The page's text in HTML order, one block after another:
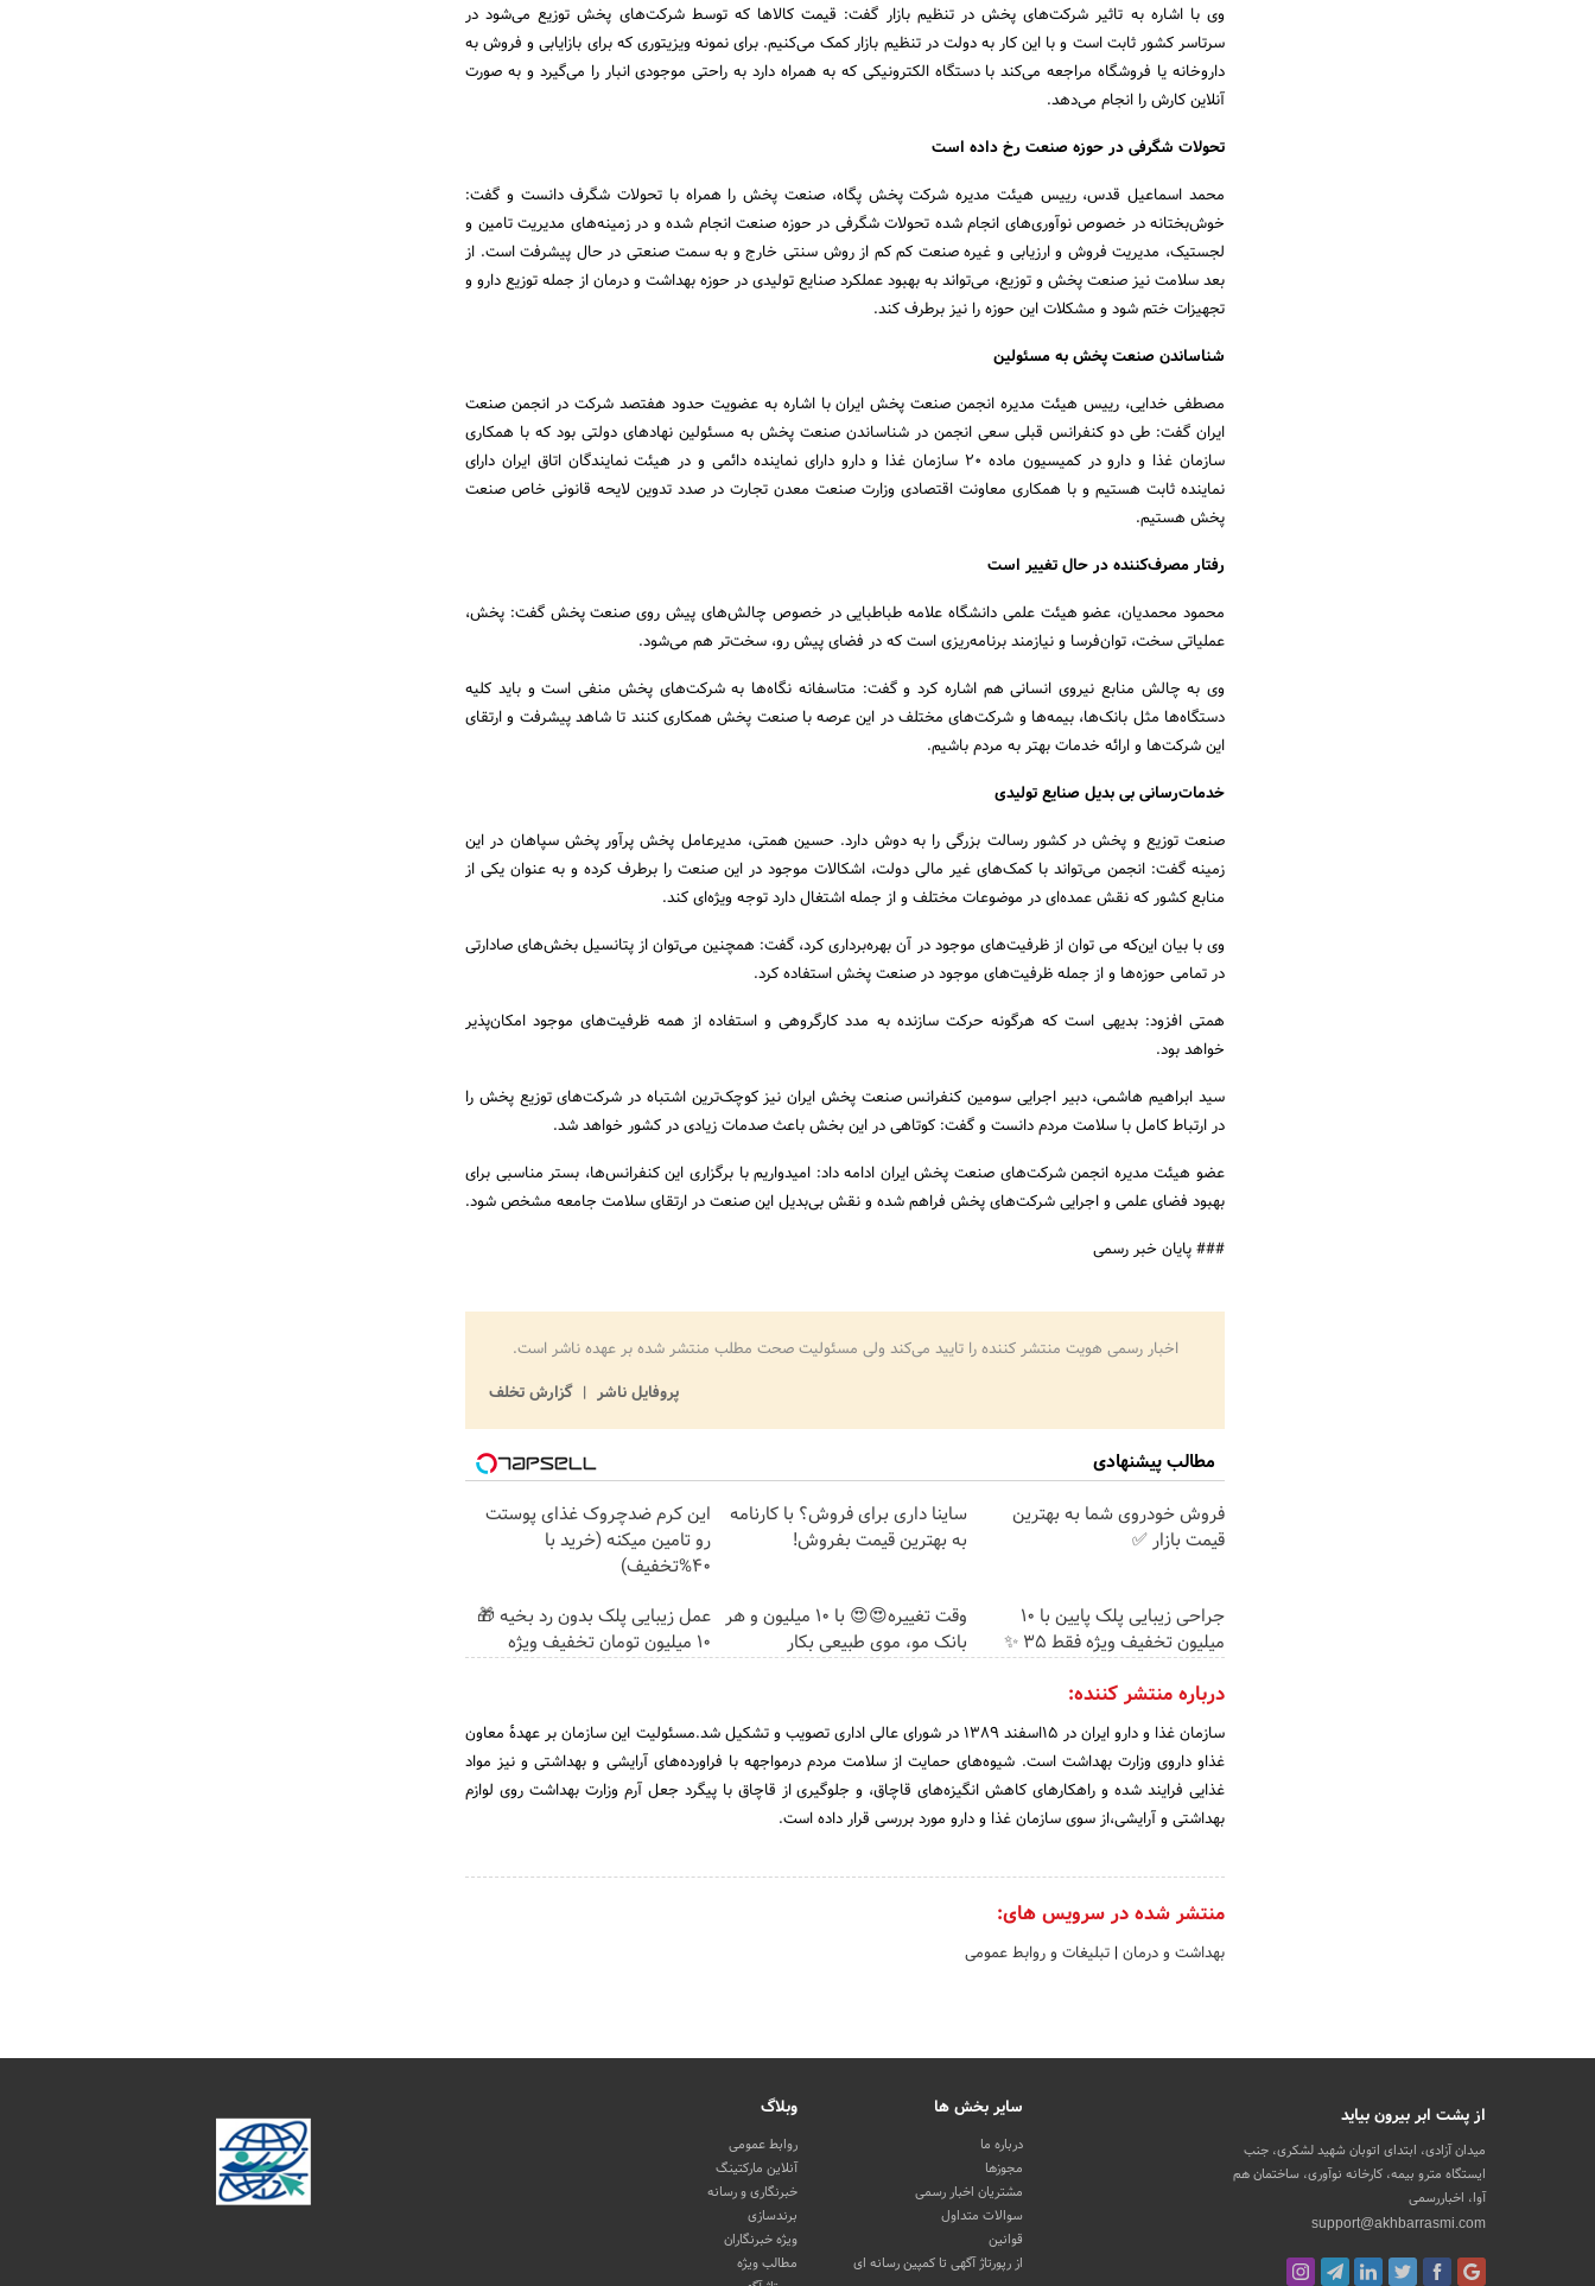
وی با اشاره به تاثیر شرکت‌های پخش در تنظیم بازار گفت: قیمت کالاها که توسط شرکت‌‌‌های پخش توزیع می‌شود در
سرتاسر کشور ثابت است و با این کار به دولت در تنظیم بازار کمک می‌کنیم. برای نمونه ویزیتوری که برای بازایابی و فروش به
داروخانه یا فروشگاه مراجعه می‌کند با دستگاه الکترونیکی که به همراه دارد به راحتی موجودی انبار را می‌گیرد و به صورت
آنلاین کارش را انجام می‌دهد.
تحولات شگرفی در حوزه صنعت رخ داده است
محمد اسماعیل قدس، رییس هیئت مدیره شرکت پخش پگاه، صنعت پخش را همراه با تحولات شگرف دانست و گفت:
خوش‌بختانه در خصوص نوآوری‌های انجام شده تحولات شگرفی در حوزه صنعت انجام شده و در زمینه‌های مدیریت تامین و
لجستیک، مدیریت فروش و ارزیابی و غیره صنعت کم کم از روش سنتی خارج و به سمت صنعتی در حال پیشرفت است. از
بعد سلامت نیز صنعت پخش و توزیع، می‌تواند به بهبود عملکرد صنایع تولیدی در حوزه بهداشت و درمان از جمله توزیع دارو و
تجهیزات ختم شود و مشکلات این حوزه را نیز برطرف کند.
شناساندن صنعت پخش به مسئولین
مصطفی خدایی، رییس هیئت مدیره انجمن صنعت پخش ایران با اشاره به عضویت حدود هفتصد شرکت در انجمن صنعت
ایران گفت: طی دو کنفرانس قبلی سعی انجمن در شناساندن صنعت پخش به مسئولین نهادهای دولتی بود که با همکاری
سازمان غذا و دارو در کمیسیون ماده 20 سازمان غذا و دارو دارای نماینده دائمی و در هیئت نمایندگان اتاق ایران دارای
نماینده ثابت هستیم و با همکاری معاونت اقتصادی وزارت صنعت معدن تجارت در صدد تدوین لایحه قانونی خاص صنعت
پخش هستیم.
رفتار مصرف‌کننده در حال تغییر است
محمود محمدیان، عضو هیئت علمی دانشگاه علامه طباطبایی در خصوص چالش‌های پیش روی صنعت پخش گفت: پخش،
عملیاتی سخت، توان‌فرسا و نیازمند برنامه‌ریزی است که در فضای پیش رو، سخت‌تر هم می‌شود.
وی به چالش منابع نیروی انسانی هم اشاره کرد و گفت: متاسفانه نگاه‌ها به شرکت‌های پخش منفی است و باید کلیه
دستگاه‌ها مثل بانک‌ها، بیمه‌ها و شرکت‌های مختلف در این عرصه با صنعت پخش همکاری کنند تا شاهد پیشرفت و ارتقای
این شرکت‌ها و ارائه خدمات بهتر به مردم باشیم.
خدمات‌رسانی بی بدیل صنایع تولیدی
صنعت توزیع و پخش در کشور رسالت بزرگی را به دوش دارد. حسین همتی، مدیرعامل پخش پرآور پخش سپاهان در این
زمینه گفت: انجمن می‌تواند با کمک‌های غیر مالی دولت، اشکالات موجود در این صنعت را برطرف کرده و به عنوان یکی از
منابع کشور که نقش عمده‌ای در موضوعات مختلف و از جمله اشتغال دارد توجه ویژه‌ای کند.
وی با بیان این‌که می توان از ظرفیت‌های موجود در آن بهره‌برداری کرد، گفت: همچنین می‌توان از پتانسیل بخش‌های صادارتی
در تمامی حوزه‌ها و از جمله ظرفیت‌های موجود در صنعت پخش استفاده کرد.
همتی افزود: بدیهی است که هرگونه حرکت سازنده به مدد کارگروهی و استفاده از همه ظرفیت‌های موجود امکان‌پذیر
خواهد بود.
سید ابراهیم هاشمی، دبیر اجرایی سومین کنفرانس صنعت پخش ایران نیز کوچک‌ترین اشتباه در شرکت‌های توزیع پخش را
در ارتباط کامل با سلامت مردم دانست و گفت: کوتاهی در این بخش باعث صدمات زیادی در کشور خواهد شد.
عضو هیئت مدیره انجمن شرکت‌های صنعت پخش ایران ادامه داد: امیدواریم با برگزاری این کنفرانس‌ها، بستر مناسبی برای
بهبود فضای علمی و اجرایی شرکت‌های پخش فراهم شده و نقش بی‌بدیل این صنعت در ارتقای سلامت جامعه مشخص شود.
### پایان خبر رسمی
اخبار رسمی هویت منتشر کننده را تایید می‌کند ولی مسئولیت صحت مطلب منتشر شده بر عهده ناشر است.
پروفایل ناشر
گزارش تخلف
مطالب پیشنهادی
فروش خودروی شما به بهترین
قیمت بازار ✅
ساینا داری برای فروش؟ با کارنامه
به بهترین قیمت بفروش!
این کرم ضدچروک غذای پوستت
رو تامین میکنه (خرید با
40%تخفیف)
جراحی زیبایی پلک پایین با 10
میلیون تخفیف ویژه فقط 35 ✨
وقت تغییره😍😍 با 10 میلیون و هر
بانک مو، موی طبیعی بکار
عمل زیبایی پلک بدون رد بخیه 🎁
۱۰ میلیون تومان تخفیف ویژه
درباره منتشر کننده:
سازمان غذا و دارو ایران در 15اسفند 1389 در شورای عالی اداری تصویب و تشکیل شد.مسئولیت این سازمان بر عهدهٔ معاون
غذاو داروی وزارت بهداشت است. شیوه‌های حمایت از سلامت مردم درمواجهه با فراورده‌های آرایشی و بهداشتی و نیز مواد
غذایی فرایند شده و راهکارهای کاهش انگیزه‌های قاچاق، و جلوگیری از قاچاق با پیگرد جعل آرم وزارت بهداشت روی لوازم
بهداشتی و آرایشی،از سوی سازمان غذا و دارو مورد بررسی قرار داده است.
منتشر شده در سرویس های:
بهداشت و درمان | تبلیغات و روابط عمومی
از پشت ابر بیرون بیاید
میدان آزادی، ابتدای اتوبان شهید لشکری، جنب
ایستگاه مترو بیمه، کارخانه نوآوری، ساختمان هم
آوا، اخباررسمی
support@akhbarrasmi.com
سایر بخش ها
درباره ما
مجوزها
مشتریان اخبار رسمی
سوالات متداول
قوانین
از رپورتاژ آگهی تا کمپین رسانه ای
وبلاگ
روابط عمومی
آنلاین مارکتینگ
خبرنگاری و رسانه
برندسازی
ویژه خبرنگاران
مطالب ویژه